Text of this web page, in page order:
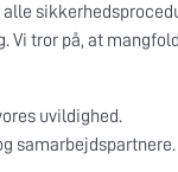
alle
tror på, at
uvildighed.
samarbejdspartnere.